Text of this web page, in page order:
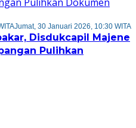
Jumat, 30 Januari 2026, 10:30 WITA
Disdukcapil Majene
Pulihkan